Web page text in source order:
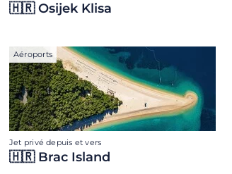
🇭🇷 Osijek Klisa
Aéroports
Jet privé depuis et vers
🇭🇷 Brac Island